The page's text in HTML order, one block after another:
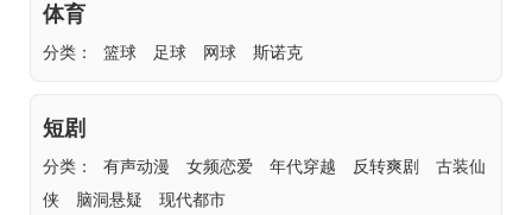
体育
分类： 篮球 足球 网球 斯诺克
短剧
分类： 有声动漫 女频恋爱 年代穿越 反转爽剧
古装仙
侠
脑洞悬疑 现代都市